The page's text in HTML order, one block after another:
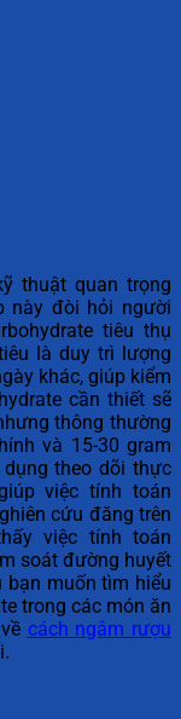
thuật quan trọng
này đòi hỏi người
tiêu thụ
là duy trì lượng
khác, giúp kiểm
cần thiết sẽ
thông thường
và 15-30 gram
theo dõi thực
việc tính toán
cứu đăng trên
việc tính toán
soát đường huyết
bạn muốn tìm hiểu
trong các món ăn
cách ngâm rượu